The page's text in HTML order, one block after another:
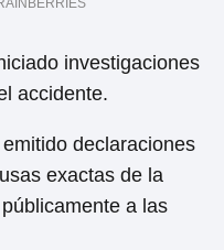
investigaciones
accidente.
declaraciones
exactas de la
a las